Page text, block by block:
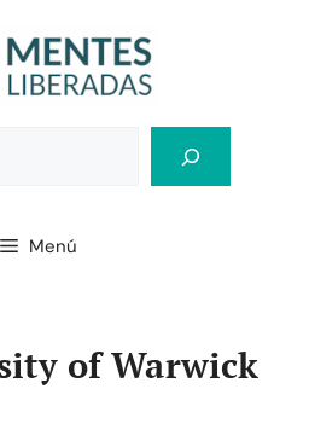
Menú
of Warwick